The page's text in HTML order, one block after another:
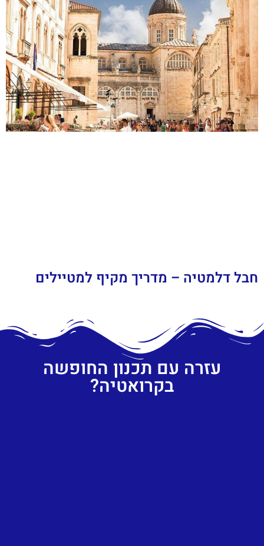
חבל דלמטיה – מדריך מקיף למטיילים
עזרה עם תכנון החופשה
בקרואטיה?